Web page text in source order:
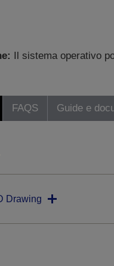
Il sistema operativo
FAQS Guide e
Drawing